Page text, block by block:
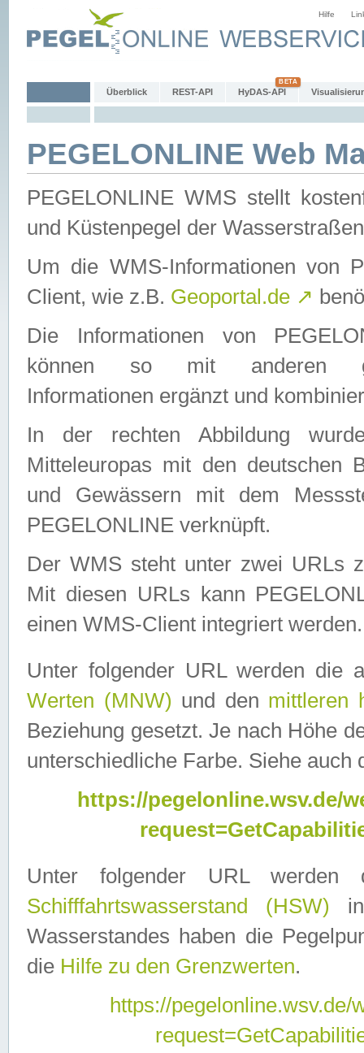
Hilfe
Überblick REST-API HyDAS-API
PEGELONLINE Web
PEGELONLINE WMS stellt
und Küstenpegel der
Um die WMS-Informationen von
Client, wie z.B. Geoportal.de ↗
Die Informationen von
können so mit anderen
Informationen ergänzt und
In der rechten Abbildung
Mitteleuropas mit den deutschen
und Gewässern mit dem
PEGELONLINE verknüpft.
Der WMS steht unter zwei URLs
Mit diesen URLs kann
einen WMS-Client integriert werden.
Unter folgender URL werden die
Werten (MNW) und den mittleren
Beziehung gesetzt. Je nach Höhe
unterschiedliche Farbe. Siehe auch
https://pegelonline.wsv.de/
Unter folgender URL
Schifffahrtswasserstand (HSW)
Wasserstandes haben die
die Hilfe zu den Grenzwerten.
https://